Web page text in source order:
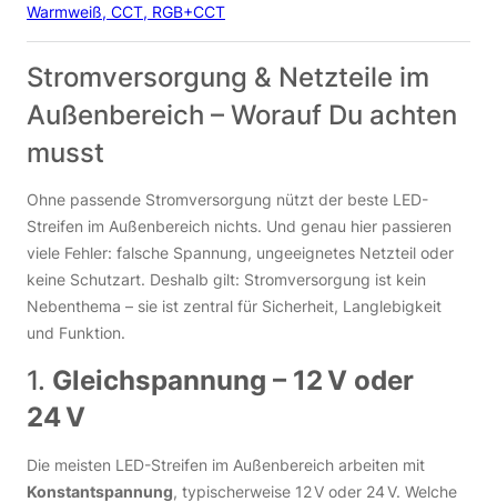
Warmweiß, CCT, RGB+CCT
Stromversorgung & Netzteile im
Außenbereich – Worauf Du achten
musst
Ohne passende Stromversorgung nützt der beste LED-
Streifen im Außenbereich nichts. Und genau hier passieren
viele Fehler: falsche Spannung, ungeeignetes Netzteil oder
keine Schutzart. Deshalb gilt: Stromversorgung ist kein
Nebenthema – sie ist zentral für Sicherheit, Langlebigkeit
und Funktion.
1. Gleichspannung – 12 V oder
24 V
Die meisten LED-Streifen im Außenbereich arbeiten mit
Konstantspannung, typischerweise 12 V oder 24 V. Welche